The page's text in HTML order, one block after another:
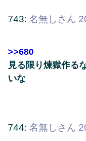
743: 名無しさん
>>680
見る限り煉獄作る
いな
744: 名無しさん